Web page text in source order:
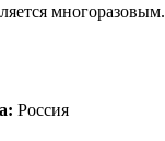
многоразовым.
Россия